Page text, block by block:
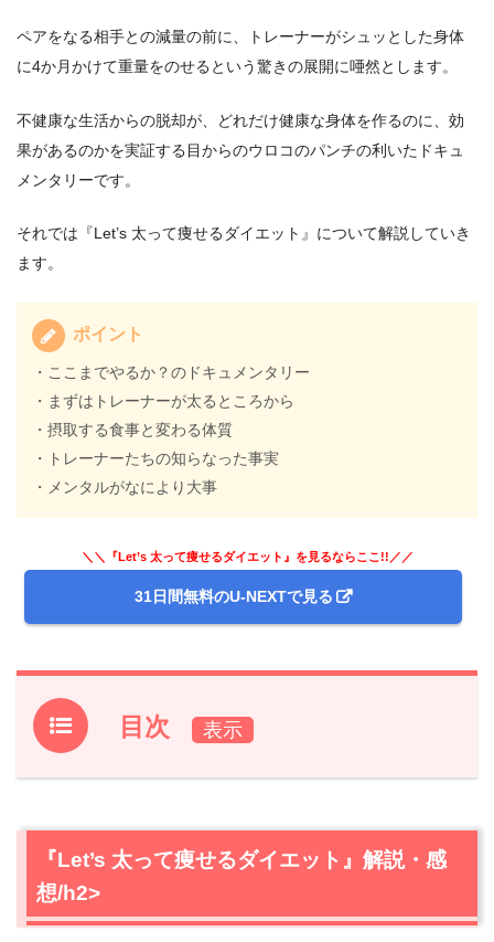
ペアをなる相手との減量の前に、トレーナーがシュッとした身体
に4か月かけて重量をのせるという驚きの展開に唖然とします。
不健康な生活からの脱却が、どれだけ健康な身体を作るのに、効
果があるのかを実証する目からのウロコのパンチの利いたドキュ
メンタリーです。
それでは『Let’s 太って痩せるダイエット』について解説していき
ます。
ポイント
・ここまでやるか？のドキュメンタリー
・まずはトレーナーが太るところから
・摂取する食事と変わる体質
・トレーナーたちの知らなった事実
・メンタルがなにより大事
＼＼『Let’s 太って痩せるダイエット』を見るならここ!!／／
31日間無料のU-NEXTで見る
目次
1.『Let’s 太って痩せるダイエット』解説・感想/h2>
1.3 減量の本当の意味
1.4別人となったジェフ
1.5目に見える健康被害
『Let’s 太って痩せるダイエット』解説・感
想/h2>